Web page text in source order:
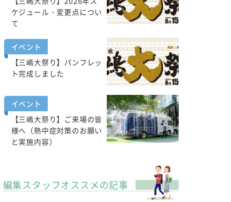
ケジュール・変更点につい
て
イベント
【三嶋大祭り】パンフレッ
ト完成しました
イベント
【三嶋大祭り】ご来場の皆
様へ（熱中症対策のお願い
と実施内容）
編集スタッフオススメの記事